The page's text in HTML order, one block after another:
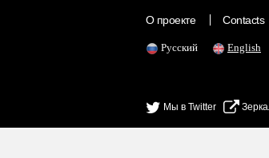
О проекте Contacts
Русский English
Мы в Twitter